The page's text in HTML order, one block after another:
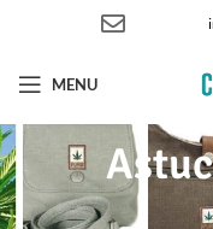
MENU